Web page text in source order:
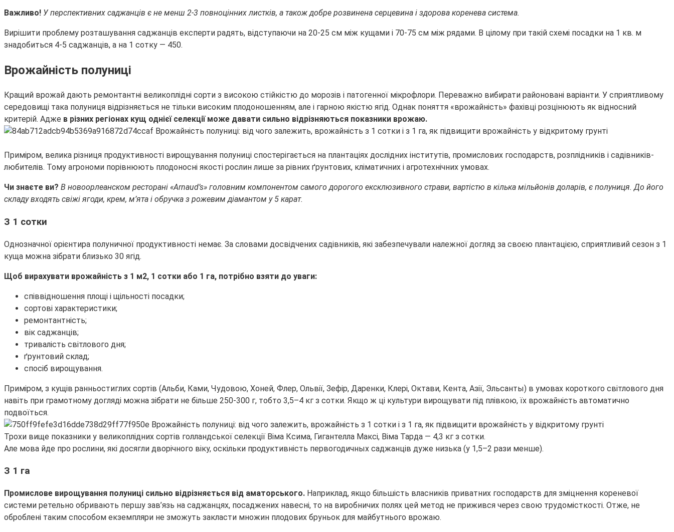
Важливо! У перспективних саджанців є не менш 2-3 повноцінних листків, а також добре розвинена серцевина і здорова коренева система.
Вирішити проблему розташування саджанців експерти радять, відступаючи на 20-25 см між кущами і 70-75 см між рядами. В цілому при такій схемі посадки на 1 кв. м
знадобиться 4-5 саджанців, а на 1 сотку — 450.
Врожайність полуниці
Кращий врожай дають ремонтантні великоплідні сорти з високою стійкістю до морозів і патогенної мікрофлори. Переважно вибирати районовані варіанти. У сприятливому
середовищі така полуниця відрізняється не тільки високим плодоношенням, але і гарною якістю ягід. Однак поняття «врожайність» фахівці розцінюють як відносний
критерій. Адже в різних регіонах кущ однієї селекції може давати сильно відрізняються показники врожаю.
Приміром, велика різниця продуктивності вирощування полуниці спостерігається на плантаціях дослідних інститутів, промислових господарств, розплідників і садівників-
любителів. Тому агрономи порівнюють плодоносні якості рослин лише за рівних ґрунтових, кліматичних і агротехнічних умовах.
Чи знаєте ви? В новоорлеанском ресторані «Arnaud’s» головним компонентом самого дорогого ексклюзивного страви, вартістю в кілька мільйонів доларів, є полуниця. До його
складу входять свіжі ягоди, крем, м’ята і обручка з рожевим діамантом у 5 карат.
З 1 сотки
Однозначної орієнтира полуничної продуктивності немає. За словами досвідчених садівників, які забезпечували належної догляд за своєю плантацією, сприятливий сезон з 1
куща можна зібрати близько 30 ягід.
Щоб вирахувати врожайність з 1 м2, 1 сотки або 1 га, потрібно взяти до уваги:
співвідношення площі і щільності посадки;
сортові характеристики;
ремонтантність;
вік саджанців;
тривалість світлового дня;
ґрунтовий склад;
спосіб вирощування.
Приміром, з кущів ранньостиглих сортів (Альби, Ками, Чудовою, Хоней, Флер, Ольвії, Зефір, Даренки, Клері, Октави, Кента, Азії, Эльсанты) в умовах короткого світлового дня
навіть при грамотному догляді можна зібрати не більше 250-300 г, тобто 3,5–4 кг з сотки. Якщо ж ці культури вирощувати під плівкою, їх врожайність автоматично
подвоїться.
Трохи вище показники у великоплідних сортів голландської селекції Віма Ксима, Гигантелла Максі, Віма Тарда — 4,3 кг з сотки.
Але мова йде про рослини, які досягли дворічного віку, оскільки продуктивність первогодичных саджанців дуже низька (у 1,5–2 рази менше).
З 1 га
Промислове вирощування полуниці сильно відрізняється від аматорського. Наприклад, якщо більшість власників приватних господарств для зміцнення кореневої
системи ретельно обривають першу зав’язь на саджанцях, посаджених навесні, то на виробничих полях цей метод не прижився через свою трудомісткості. Отже, не
оброблені таким способом екземпляри не зможуть закласти множин плодових бруньок для майбутнього врожаю.